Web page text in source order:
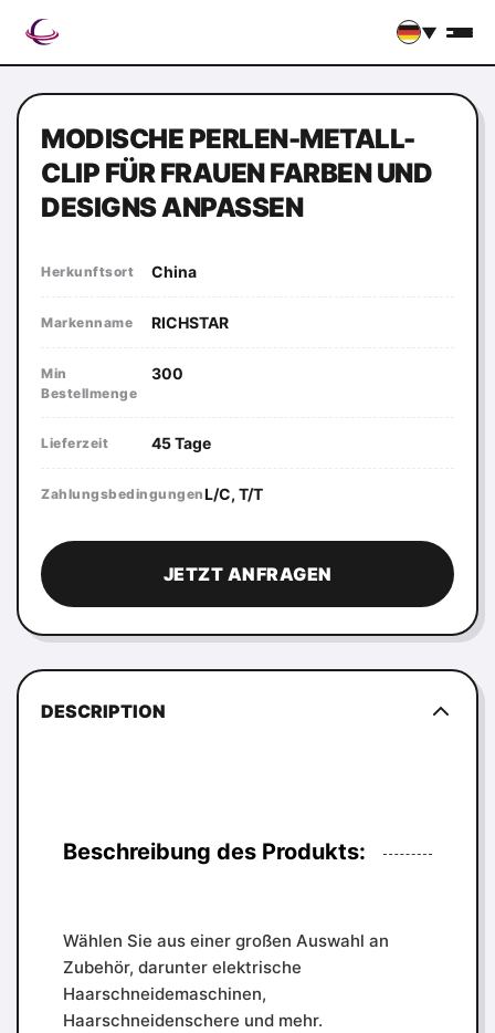
▼
MODISCHE PERLEN-METALL-
CLIP FÜR FRAUEN FARBEN UND
DESIGNS ANPASSEN
Herkunftsort China
Markenname RICHSTAR
Min
Bestellmenge
300
Lieferzeit 45 Tage
ZahlungsbedingungenL/C, T/T
JETZT ANFRAGEN
DESCRIPTION
Beschreibung des Produkts:
Wählen Sie aus einer großen Auswahl an
Zubehör, darunter elektrische
Haarschneidemaschinen,
Haarschneidenschere und mehr.